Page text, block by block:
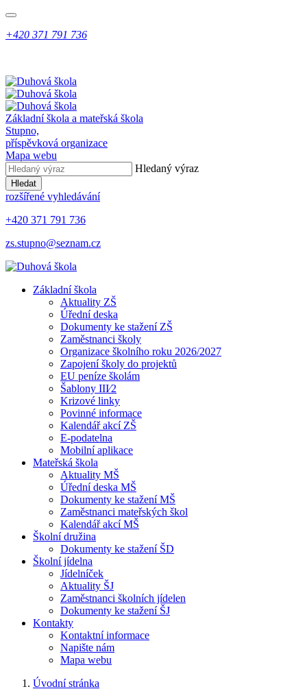
+420 371 791 736
Základní škola a mateřská škola
Stupno,
příspěvková organizace
Mapa webu
Hledaný výraz
Hledat
rozšířené vyhledávání
+420 371 791 736
zs.stupno@seznam.cz
Základní škola
Aktuality ZŠ
Úřední deska
Dokumenty ke stažení ZŠ
Zaměstnanci školy
Organizace školního roku 2026/2027
Zapojení školy do projektů
EU peníze školám
Šablony III⁄2
Krizové linky
Povinné informace
Kalendář akcí ZŠ
E-podatelna
Mobilní aplikace
Mateřská škola
Aktuality MŠ
Úřední deska MŠ
Dokumenty ke stažení MŠ
Zaměstnanci mateřských škol
Kalendář akcí MŠ
Školní družina
Dokumenty ke stažení ŠD
Školní jídelna
Jídelníček
Aktuality ŠJ
Zaměstnanci školních jídelen
Dokumenty ke stažení ŠJ
Kontakty
Kontaktní informace
Napište nám
Mapa webu
Úvodní stránka